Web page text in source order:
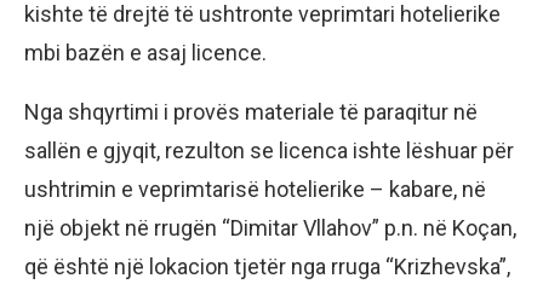
kishte të drejtë të ushtronte veprimtari hotelierike
mbi bazën e asaj licence.
Nga shqyrtimi i provës materiale të paraqitur në
sallën e gjyqit, rezulton se licenca ishte lëshuar për
ushtrimin e veprimtarisë hotelierike – kabare, në
një objekt në rrugën “Dimitar Vllahov” p.n. në Koçan,
që është një lokacion tjetër nga rruga “Krizhevska”,